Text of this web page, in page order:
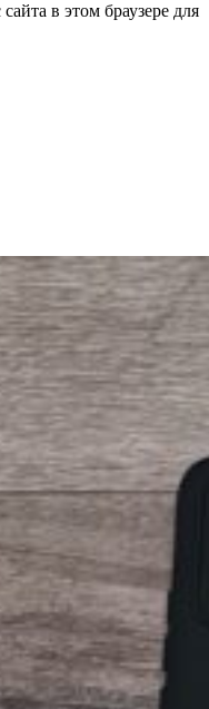
в этом браузере для